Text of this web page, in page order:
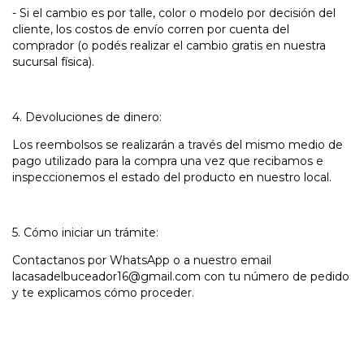
- Si el cambio es por talle, color o modelo por decisión del
cliente, los costos de envío corren por cuenta del
comprador (o podés realizar el cambio gratis en nuestra
sucursal física).
4. Devoluciones de dinero:
Los reembolsos se realizarán a través del mismo medio de
pago utilizado para la compra una vez que recibamos e
inspeccionemos el estado del producto en nuestro local.
5. Cómo iniciar un trámite:
Contactanos por WhatsApp o a nuestro email
lacasadelbuceador16@gmail.com con tu número de pedido
y te explicamos cómo proceder.